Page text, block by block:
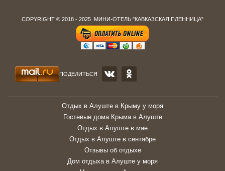
COPYRIGHT © 2018 - 2025 МИНИ-ОТЕЛЬ "КАВКАЗСКАЯ ПЛЕННИЦА"
ПОДЕЛИТЬСЯ
Отдых в Алуште в Крыму у моря
Гостевые дома Крыма в Алуште
Отдых в Алуште в мае
Отдых в Алуште в сентябре
Отзывы об отдыхе
Дом отдыха в Алуште у моря